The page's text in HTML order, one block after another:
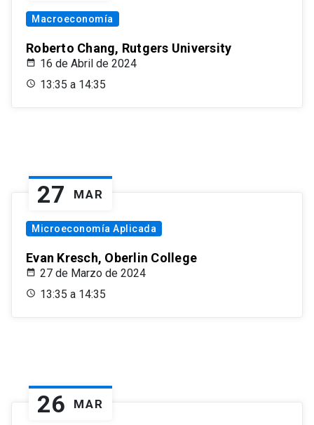
Macroeconomía
Roberto Chang, Rutgers University
16 de Abril de 2024
13:35 a 14:35
27 MAR
Microeconomía Aplicada
Evan Kresch, Oberlin College
27 de Marzo de 2024
13:35 a 14:35
26 MAR